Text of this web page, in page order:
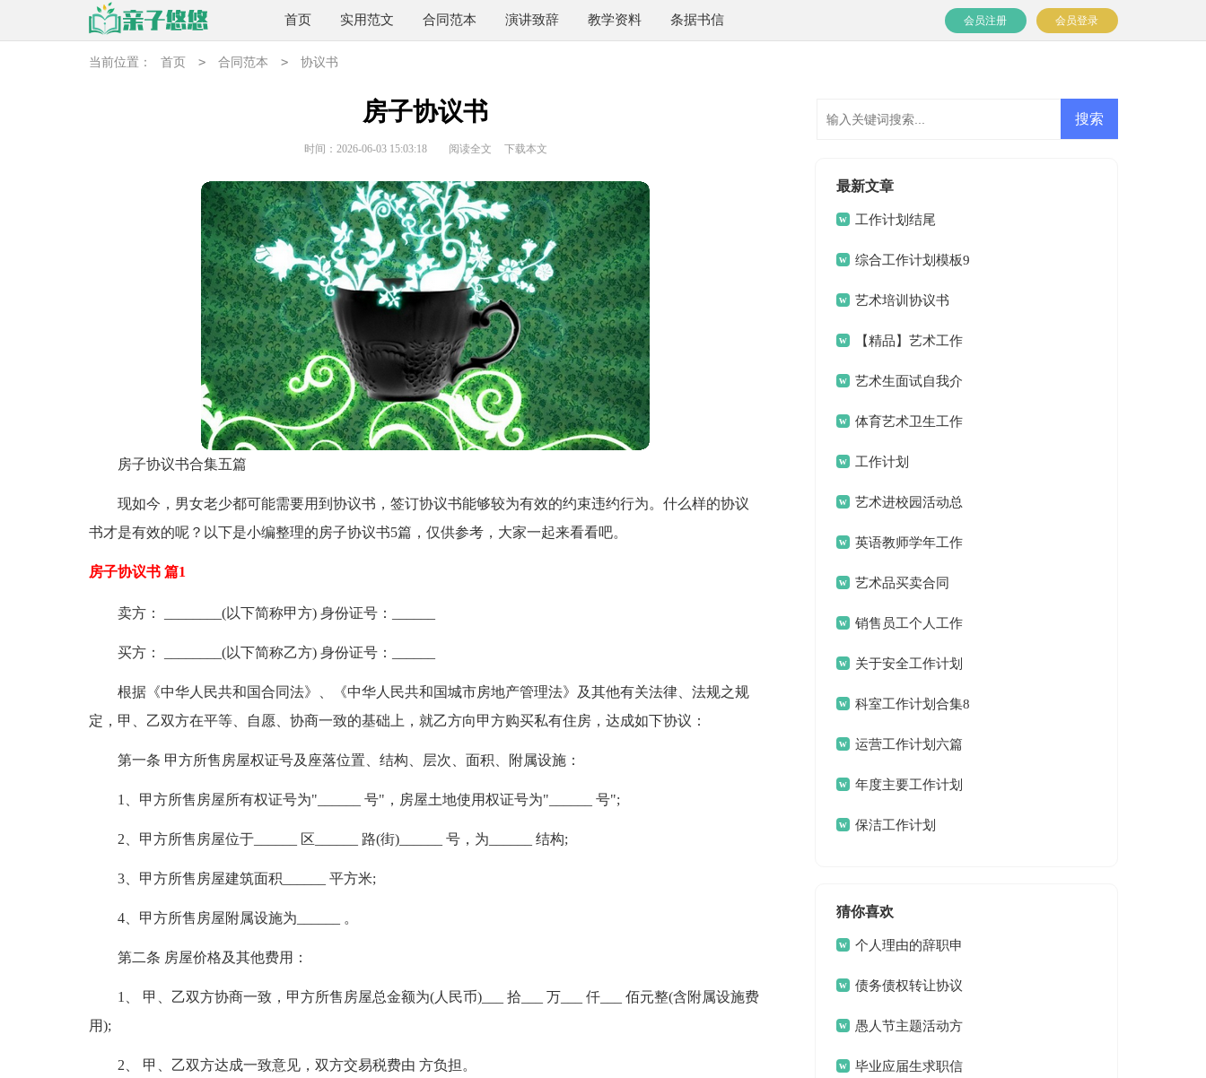
首页 实用范文 合同范本 演讲致辞 教学资料 条据书信 会员登录
会员注册
当前位置： 首页 > 合同范本 > 协议书
房子协议书
时间：2026-06-03 15:03:18 阅读全文 下载本文
房子协议书合集五篇
现如今，男女老少都可能需要用到协议书，签订协议书能够较为有效的约束违约行为。什么样的协议
书才是有效的呢？以下是小编整理的房子协议书5篇，仅供参考，大家一起来看看吧。
房子协议书 篇1
卖方： ________(以下简称甲方) 身份证号：______
买方： ________(以下简称乙方) 身份证号：______
根据《中华人民共和国合同法》、《中华人民共和国城市房地产管理法》及其他有关法律、法规之规
定，甲、乙双方在平等、自愿、协商一致的基础上，就乙方向甲方购买私有住房，达成如下协议：
第一条 甲方所售房屋权证号及座落位置、结构、层次、面积、附属设施：
1、甲方所售房屋所有权证号为"______ 号"，房屋土地使用权证号为"______ 号";
2、甲方所售房屋位于______ 区______ 路(街)______ 号，为______ 结构;
3、甲方所售房屋建筑面积______ 平方米;
4、甲方所售房屋附属设施为______ 。
第二条 房屋价格及其他费用：
1、 甲、乙双方协商一致，甲方所售房屋总金额为(人民币)___ 拾___ 万___ 仟___ 佰元整(含附属设施费
用);
2、 甲、乙双方达成一致意见，双方交易税费由 方负担。
最新文章
工作计划结尾
综合工作计划模板9
篇 艺术培训协议书
【精品】艺术工作
计划三篇
艺术生面试自我介
绍 体育艺术卫生工作
总结工作计划
艺术进校园活动总
结合集8篇
英语教师学年工作
计划艺术品买卖合同
销售员工个人工作
计划关于安全工作计划
锦集十篇
科室工作计划合集8
篇 运营工作计划六篇
年度主要工作计划
三篇保洁工作计划
猜你喜欢
个人理由的辞职申
请书债务债权转让协议
愚人节主题活动方
案 毕业应届生求职信